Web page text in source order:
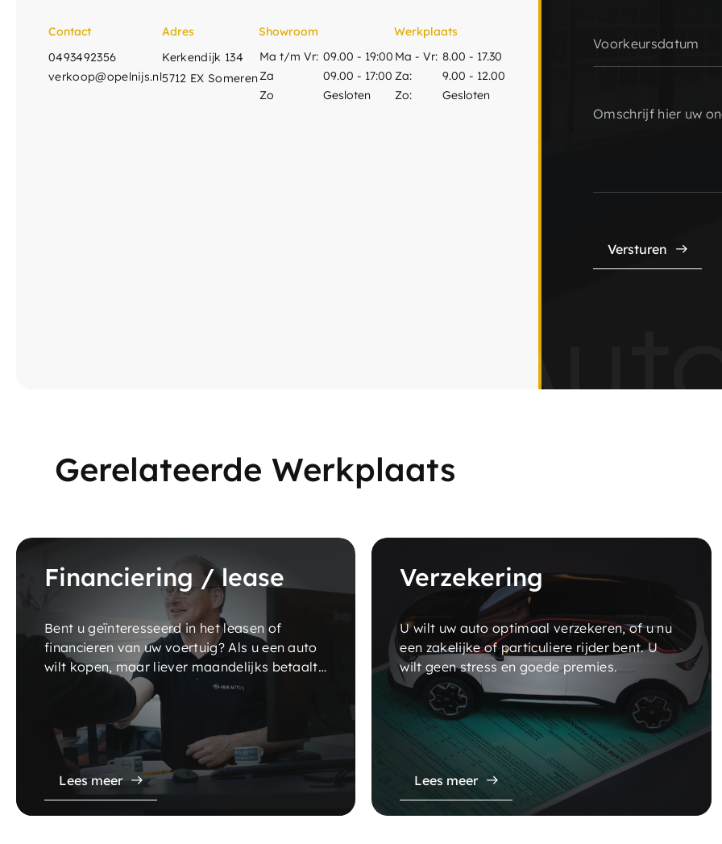
Contact
0493492356
verkoop@opelnijs.nl
Adres
Kerkendijk 134
5712 EX Someren
Showroom
Ma t/m Vr: 09.00 - 19:00
Za
09.00 - 17:00
Zo
Gesloten
Werkplaats
Ma - Vr: 8.00 - 17.30
Za:
9.00 - 12.00
Zo:
Gesloten
Versturen
Nijs
Gerelateerde Werkplaats
Financiering / lease
Bent u geïnteresseerd in het leasen of
financieren van uw voertuig? Als u een auto
wilt kopen, maar liever maandelijks betaalt,
dan biedt een autofinanciering wellicht een
goede uitkomst.
Lees meer
Verzekering
U wilt uw auto optimaal verzekeren, of u nu
een zakelijke of particuliere rijder bent. U
wilt geen stress en goede premies.
Lees meer